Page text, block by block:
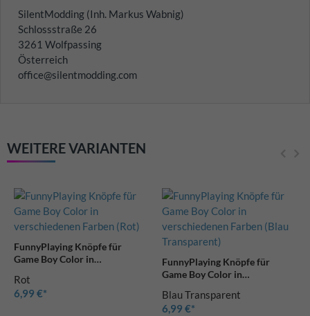
SilentModding (Inh. Markus Wabnig)
Schlossstraße 26
3261 Wolfpassing
Österreich
office@silentmodding.com
WEITERE VARIANTEN
FunnyPlaying Knöpfe für
Game Boy Color in
Rot
6,99 €
FunnyPlaying Knöpfe für
Game Boy Color in
Transparent)
Blau Transparent
6,99 €